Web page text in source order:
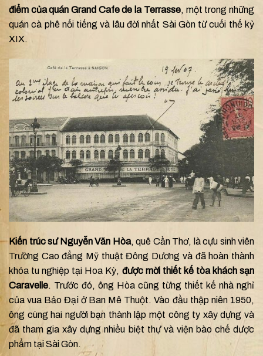
điểm của quán Grand Cafe de la Terrasse, một trong những
quán cà phê nổi tiếng và lâu đời nhất Sài Gòn từ cuối thế kỷ
XIX.
Kiến trúc sư Nguyễn Văn Hòa, quê Cần Thơ, là cựu sinh viên
Trường Cao đẳng Mỹ thuật Đông Dương và đã hoàn thành
khóa tu nghiệp tại Hoa Kỳ, được mời thiết kế tòa khách sạn
Caravelle. Trước đó, ông Hòa cũng từng thiết kế nhà nghỉ
của vua Bảo Đại ở Ban Mê Thuột. Vào đầu thập niên 1950,
ông cùng hai người bạn thành lập một công ty xây dựng và
đã tham gia xây dựng nhiều biệt thự và viện bào chế dược
phẩm tại Sài Gòn.